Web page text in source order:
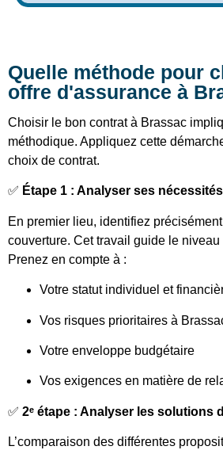
Quelle méthode pour
offre d'assurance à
Choisir le bon contrat à Brassac
méthodique. Appliquez cette
choix de contrat.
✅ Étape 1 : Analyser ses
En premier lieu, identifiez
couverture. Cet travail guide le niveau
Prenez en compte à :
Votre statut individuel et
Vos risques prioritaires à
Votre enveloppe budgétaire
Vos exigences en matière de
✅ 2ᵉ étape : Analyser les solutions
L’comparaison des différentes